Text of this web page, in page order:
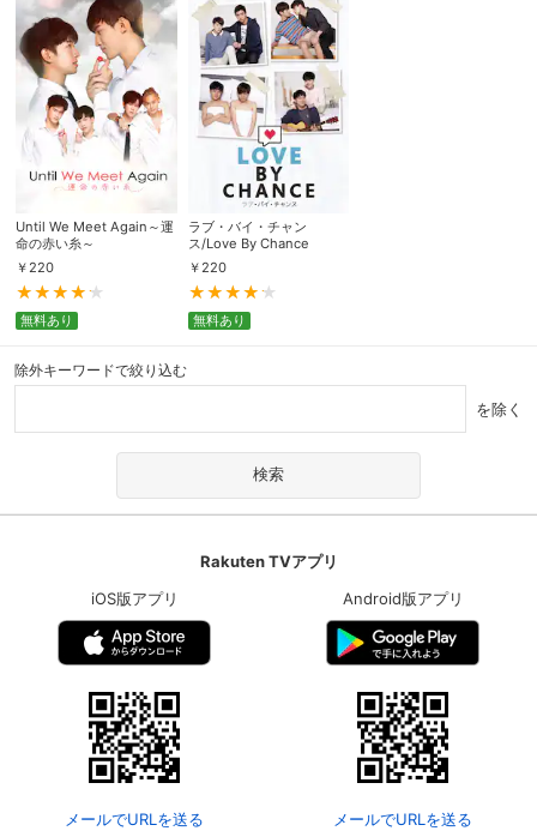
Until We Meet Again～運
命の赤い糸～
￥ 220
無料あり
ラブ・バイ・チャン
ス/Love By Chance
￥ 220
無料あり
除外キーワードで絞り込む
を除く
Rakuten TVアプリ
iOS版アプリ
メールでURLを送る
Android版アプリ
メールでURLを送る